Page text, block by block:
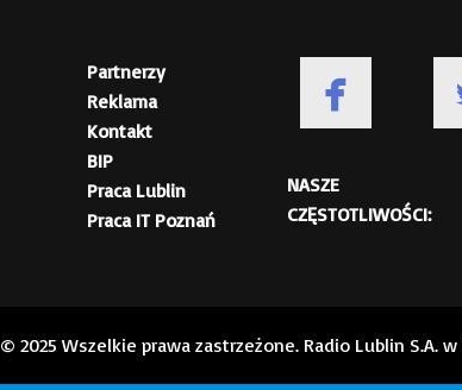
Partnerzy
Reklama
Kontakt
BIP
Praca Lublin
Praca IT Poznań
NASZE
CZĘSTOTLIWOŚCI:
© 2025 Wszelkie prawa zastrzeżone. Radio Lublin S.A.